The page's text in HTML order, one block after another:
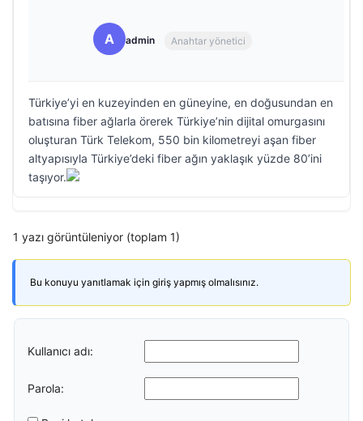
A admin Anahtar yönetici
Türkiye’yi en kuzeyinden en güneyine, en doğusundan en
batısına fiber ağlarla örerek Türkiye’nin dijital omurgasını
oluşturan Türk Telekom, 550 bin kilometreyi aşan fiber
altyapısıyla Türkiye’deki fiber ağın yaklaşık yüzde 80’ini
taşıyor.
1 yazı görüntüleniyor (toplam 1)
Bu konuyu yanıtlamak için giriş yapmış olmalısınız.
Kullanıcı adı:
Parola: